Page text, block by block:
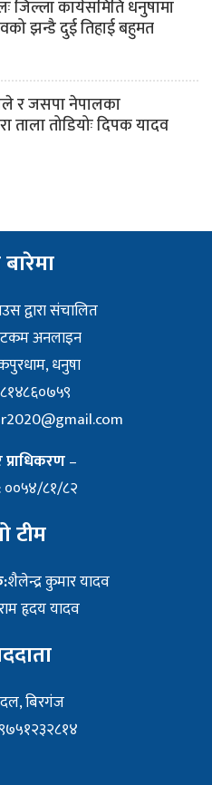
जिल्ला कार्यसमिति धनुषामा
झन्डै दुई तिहाई बहुमत
र जसपा नेपालका
ताला तोडियोः दिपक यादव
बारेमा
द्वारा संचालित
अनलाइन
धनुषा
–
००५४/८१/८२
टीम
शैलेन्द्र कुमार यादव
हृदय यादव
बिरगंज